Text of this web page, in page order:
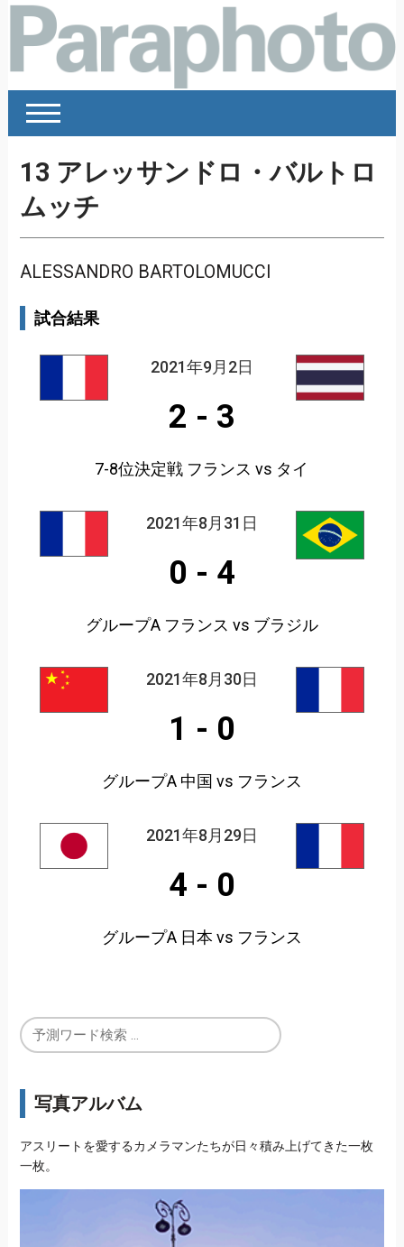
13 アレッサンドロ・バルトロ
ムッチ
ALESSANDRO BARTOLOMUCCI
試合結果
2021年9月2日
2 - 3
7-8位決定戦 フランス vs タイ
2021年8月31日
0 - 4
グループA フランス vs ブラジル
2021年8月30日
1 - 0
グループA 中国 vs フランス
2021年8月29日
4 - 0
グループA 日本 vs フランス
写真アルバム
アスリートを愛するカメラマンたちが日々積み上げてきた一枚
一枚。